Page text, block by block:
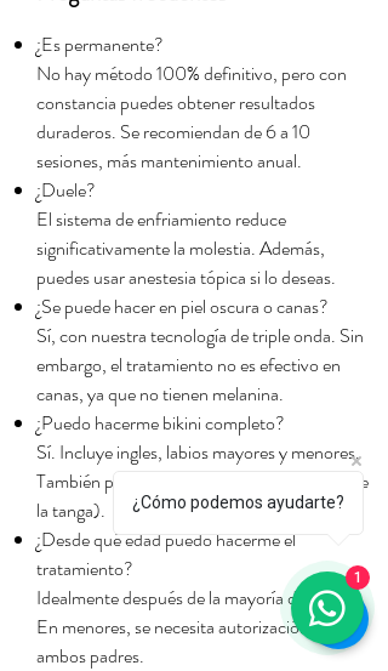
¿Es permanente?
No hay método 100% definitivo, pero con
constancia puedes obtener resultados
duraderos. Se recomiendan de 6 a 10
sesiones, más mantenimiento anual.
¿Duele?
El sistema de enfriamiento reduce
significativamente la molestia. Además,
puedes usar anestesia tópica si lo deseas.
¿Se puede hacer en piel oscura o canas?
Sí, con nuestra tecnología de triple onda. Sin
embargo, el tratamiento no es efectivo en
canas, ya que no tienen melanina.
¿Puedo hacerme bikini completo?
Sí. Incluye ingles, labios mayores y menores.
También puedes elegir bikini sencillo (zona de
la tanga).
¿Desde qué edad puedo hacerme el
tratamiento?
Idealmente después de la mayoría de edad.
En menores, se necesita autorización de
ambos padres.
¿Cómo podemos ayudarte?
1